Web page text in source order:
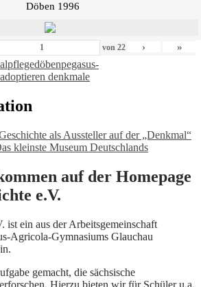
Döben 1996
von 22 › »
döbenpegasus-
denkmale
als Aussteller auf der „Denkmal“
kleinste Museum Deutschlands
auf der Homepage
e.V.
ist ein aus der Arbeitsgemeinschaft
Agricola-Gymnasiums Glauchau
gemacht, die sächsische
Hierzu bieten wir für Schüler u.a.